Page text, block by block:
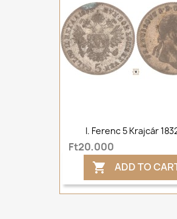
I. Ferenc 5 Krajcár
Ft20,000
 ADD TO